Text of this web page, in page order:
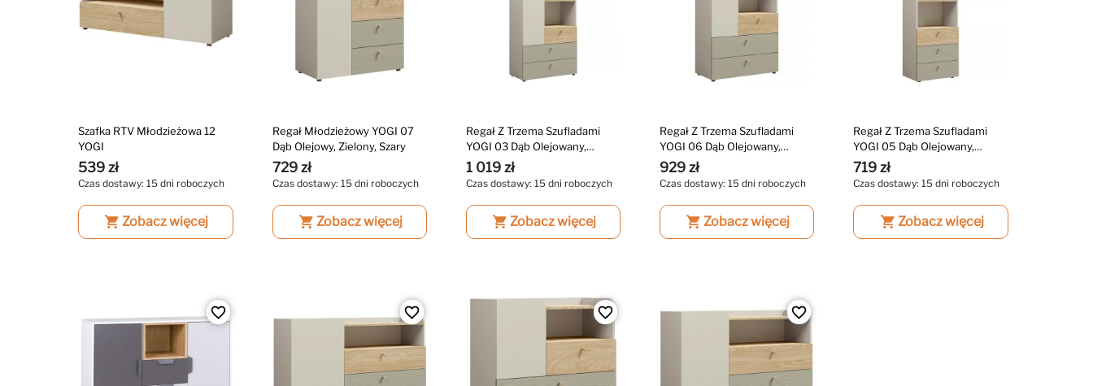
Szafka RTV Młodzieżowa 12
YOGI
539 zł
Czas dostawy: 15 dni roboczych
shopping_cart Zobacz więcej
Regał Młodzieżowy YOGI 07
Dąb Olejowy, Zielony, Szary
729 zł
Czas dostawy: 15 dni roboczych
shopping_cart Zobacz więcej
Regał Z Trzema Szufladami
YOGI 03 Dąb Olejowany,
Zielony, Beż
1 019 zł
Czas dostawy: 15 dni roboczych
shopping_cart Zobacz więcej
Regał Z Trzema Szufladami
YOGI 06 Dąb Olejowany,
Zielony, Beż
929 zł
Czas dostawy: 15 dni roboczych
shopping_cart Zobacz więcej
Regał Z Trzema Szufladami
YOGI 05 Dąb Olejowany,
Zielony, Beż
719 zł
Czas dostawy: 15 dni roboczych
shopping_cart Zobacz więcej
favorite_border favorite_border favorite_border favorite_border